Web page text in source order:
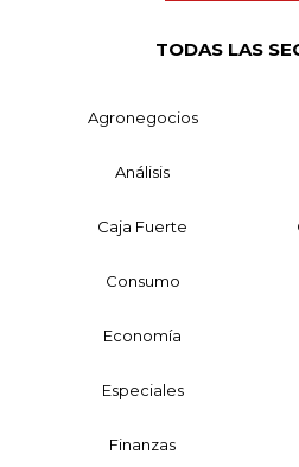
TODAS LAS
Agronegocios
Análisis
Caja Fuerte
Consumo
Economía
Especiales
Finanzas